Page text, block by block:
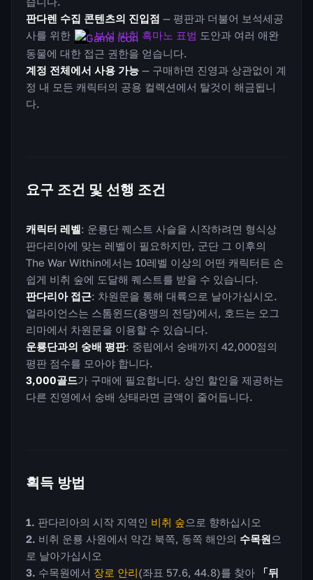
판다렌 수집 콘텐츠의 진입점 — 평판과 더불어 보석세공
사를 위한
보석 박힌 흑마노 표범 도안과 여러 애완
동물에 대한 접근 권한을 얻습니다.
계정 전체에서 사용 가능 — 구매하면 진영과 상관없이 계
정 내 모든 캐릭터의 공용 컬렉션에서 탈것이 해금됩니
다.
요구 조건 및 선행 조건
캐릭터 레벨: 운룡단 퀘스트 사슬을 시작하려면 형식상
판다리아에 맞는 레벨이 필요하지만, 군단 그 이후의
The War Within에서는 10레벨 이상의 어떤 캐릭터든 손
쉽게 비취 숲에 도달해 퀘스트를 받을 수 있습니다.
판다리아 접근: 차원문을 통해 대륙으로 날아가십시오.
얼라이언스는 스톰윈드(용맹의 전당)에서, 호드는 오그
리마에서 차원문을 이용할 수 있습니다.
운룡단과의 숭배 평판: 중립에서 숭배까지 42,000점의
평판 점수를 모아야 합니다.
3,000골드가 구매에 필요합니다. 상인 할인을 제공하는
다른 진영에서 숭배 상태라면 금액이 줄어듭니다.
획득 방법
판다리아의 시작 지역인 비취 숲으로 향하십시오
비취 운룡 사원에서 약간 북쪽, 동쪽 해안의 수목원으
로 날아가십시오
수목원에서 장로 안리(좌표 57.6, 44.8)를 찾아
「뒤